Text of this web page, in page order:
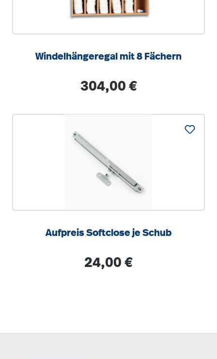
Windelhängeregal mit 8 Fächern
Regulärer Preis:
304,00 €
Aufpreis Softclose je Schub
Regulärer Preis:
24,00 €